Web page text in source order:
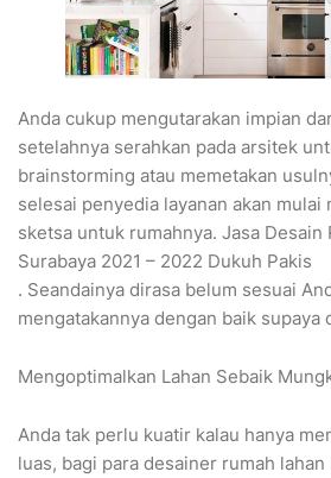
Anda cukup mengutarakan impian
setelahnya serahkan pada arsitek
brainstorming atau memetakan
selesai penyedia layanan akan mulai
sketsa untuk rumahnya. Jasa Desain
Surabaya 2021 – 2022 Dukuh Pakis
. Seandainya dirasa belum sesuai
mengatakannya dengan baik supaya
Mengoptimalkan Lahan Sebaik
Anda tak perlu kuatir kalau hanya
luas, bagi para desainer rumah